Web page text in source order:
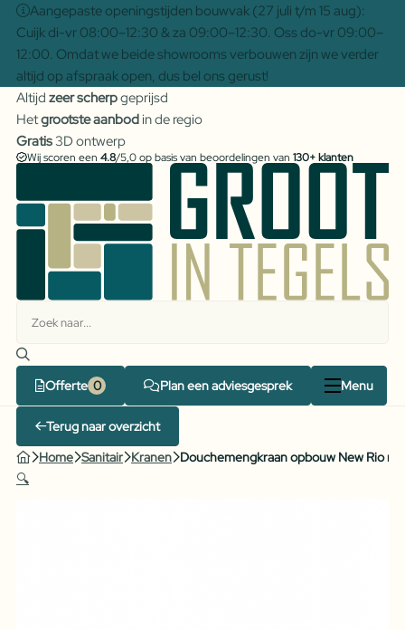
Aangepaste openingstijden bouwvak (27 juli t/m 15 aug):
Cuijk di-vr 08:00–12:30 & za 09:00–12:30. Oss do-vr 09:00–
12:00. Omdat we beide showrooms verbouwen zijn we verder
altijd op afspraak open, dus bel ons gerust!
Altijd zeer scherpgeprijsd
Hetgrootste aanbodin de regio
Gratis3D ontwerp
Wij scoren een 4.8/5,0 op basis van beoordelingen van 130+ klanten
Offerte Plan een adviesgesprek Menu
Terug naar overzicht
Home Sanitair Kranen Douchemengkraan opbouw New Rio
🔍